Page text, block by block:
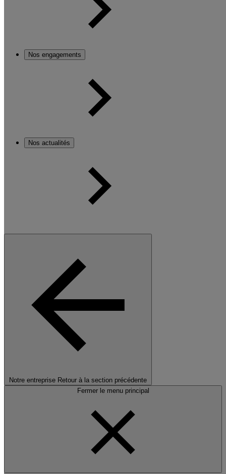
Nos engagements
Nos actualités
Notre entreprise Retour à la section précédente
Fermer le menu principal